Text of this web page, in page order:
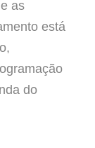
as
está
do